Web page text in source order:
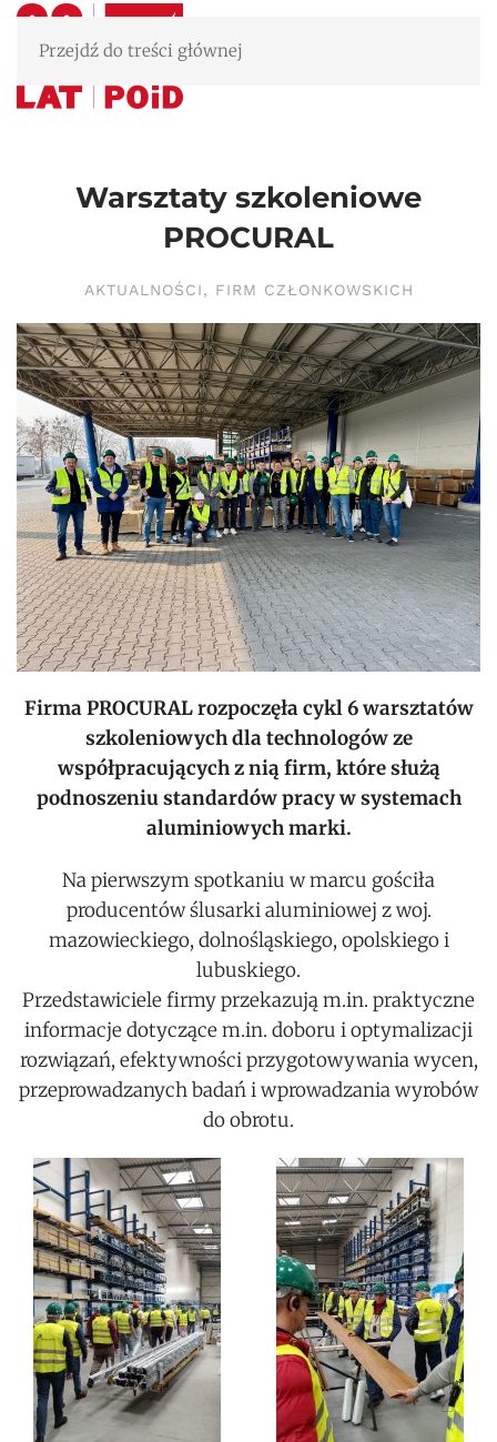
Przejdź do treści głównej
Warsztaty szkoleniowe
PROCURAL
AKTUALNOŚCI, FIRM CZŁONKOWSKICH
Firma PROCURAL rozpoczęła cykl 6 warsztatów
szkoleniowych dla technologów ze
współpracujących z nią firm, które służą
podnoszeniu standardów pracy w systemach
aluminiowych marki.
Na pierwszym spotkaniu w marcu gościła
producentów ślusarki aluminiowej z woj.
mazowieckiego, dolnośląskiego, opolskiego i
lubuskiego.
Przedstawiciele firmy przekazują m.in. praktyczne
informacje dotyczące m.in. doboru i optymalizacji
rozwiązań, efektywności przygotowywania wycen,
przeprowadzanych badań i wprowadzania wyrobów
do obrotu.